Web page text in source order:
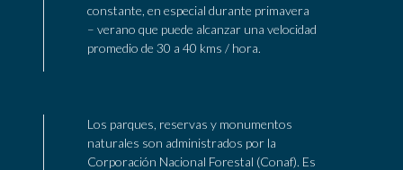
constante, en especial durante primavera
– verano que puede alcanzar una velocidad
promedio de 30 a 40 kms / hora.
Los parques, reservas y monumentos
naturales son administrados por la
Corporación Nacional Forestal (Conaf). Es